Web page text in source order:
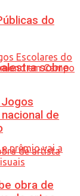
sobre
do
de
obra de